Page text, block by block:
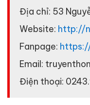
Địa chỉ: 53
Website: http://
Fanpage:
Email:
Điện thoại: